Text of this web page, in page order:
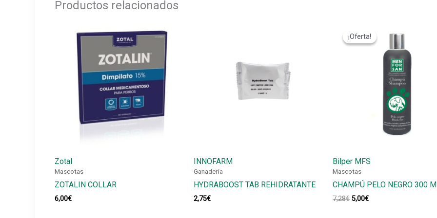
Productos relacionados
Zotal
Mascotas
ZOTALIN COLLAR
6,00€
INNOFARM
Ganadería
HYDRABOOST TAB REHIDRATANTE
2,75€
¡Oferta!
Bilper MFS
¡Oferta!
Mascotas
CHAMPÚ PELO NEGRO 300
7,28€ El
5,00€El